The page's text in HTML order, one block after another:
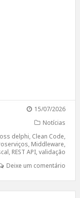
15/07/2026
Notícias
delphi, Clean Code,
, Middleware,
, REST API,validação
Deixe um comentário